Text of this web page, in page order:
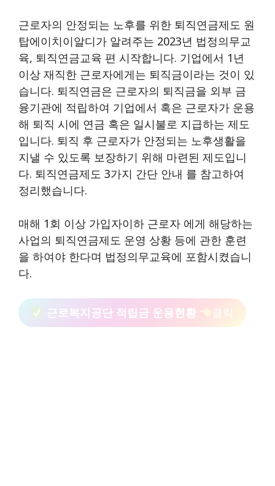
근로자의 안정되는 노후를 위한 퇴직연금제도 원
탑에이치이알디가 알려주는 2023년 법정의무교
육, 퇴직연금교육 편 시작합니다. 기업에서 1년
이상 재직한 근로자에게는 퇴직금이라는 것이 있
습니다. 퇴직연금은 근로자의 퇴직금을 외부 금
융기관에 적립하여 기업에서 혹은 근로자가 운용
해 퇴직 시에 연금 혹은 일시불로 지급하는 제도
입니다. 퇴직 후 근로자가 안정되는 노후생활을
지낼 수 있도록 보장하기 위해 마련된 제도입니
다. 퇴직연금제도 3가지 간단 안내 를 참고하여
정리했습니다.
매해 1회 이상 가입자이하 근로자 에게 해당하는
사업의 퇴직연금제도 운영 상황 등에 관한 훈련
을 하여야 한다며 법정의무교육에 포함시켰습니
다.
근로복지공단 적립금 운용현황 클릭